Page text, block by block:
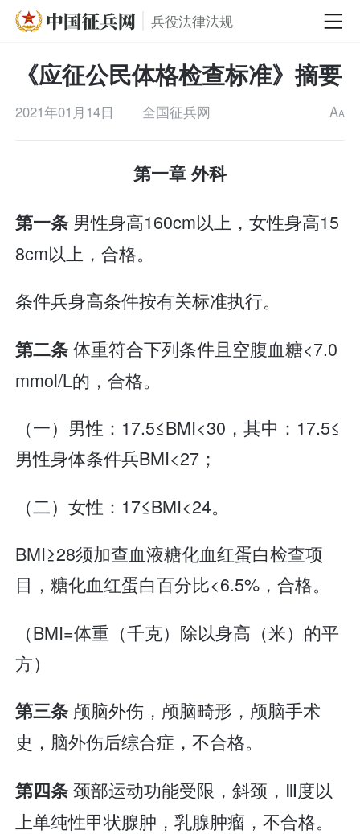
兵役法律法规
《应征公民体格检查标准》摘要
2021年01月14日 全国征兵网 AA
第一章 外科
第一条 男性身高160cm以上，女性身高15
8cm以上，合格。
条件兵身高条件按有关标准执行。
第二条体重符合下列条件且空腹血糖<7.0
mmol/L的，合格。
（一）男性：17.5≤BMI<30，其中：17.5≤
男性身体条件兵BMI<27；
（二）女性：17≤BMI<24。
BMI≥28须加查血液糖化血红蛋白检查项
目，糖化血红蛋白百分比<6.5%，合格。
（BMI=体重（千克）除以身高（米）的平
方）
第三条 颅脑外伤，颅脑畸形，颅脑手术
史，脑外伤后综合症，不合格。
第四条颈部运动功能受限，斜颈，Ⅲ度以
上单纯性甲状腺肿，乳腺肿瘤，不合格。